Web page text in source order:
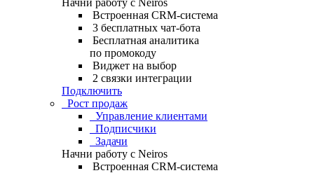
Начни работу с Neiros
Встроенная CRM-система
3 бесплатных чат-бота
Бесплатная аналитика
по промокоду
Виджет на выбор
2 связки интеграции
Подключить
Рост продаж
Управление клиентами
Подписчики
Задачи
Начни работу с Neiros
Встроенная CRM-система